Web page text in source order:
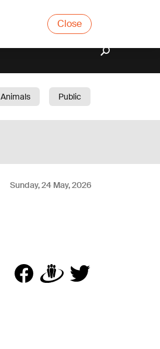
Close
Animals
Public
Sunday, 24 May, 2026